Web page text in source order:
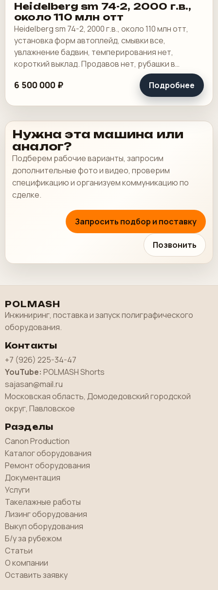
Heidelberg sm 74-2, 2000 г.в.,
около 110 млн отт
Heidelberg sm 74-2, 2000 г.в., около 110 млн отт,
установка форм автоплейд, смывки все,
увлажнение бадвин, темперирования нет,
короткий выклад. Продавов нет, рубашки в
хорошем состоянии, таскалки и цепи в хорошем.
6 500 000 ₽ Подробнее
Нужна эта машина или
аналог?
Подберем рабочие варианты, запросим
дополнительные фото и видео, проверим
спецификацию и организуем коммуникацию по
сделке.
Запросить подбор и поставку
Позвонить
POLMASH
Инжиниринг, поставка и запуск полиграфического
оборудования.
Контакты
+7 (926) 225-34-47
YouTube: POLMASH Shorts
sajasan@mail.ru
Московская область, Домодедовский городской
округ, Павловское
Разделы
Canon Production
Каталог оборудования
Ремонт оборудования
Документация
Услуги
Такелажные работы
Лизинг оборудования
Выкуп оборудования
Б/у за рубежом
Статьи
О компании
Оставить заявку